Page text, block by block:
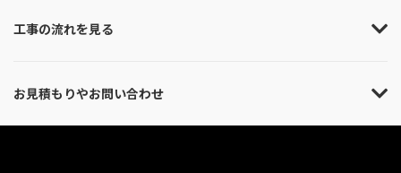
工事の流れを見る
お見積もりやお問い合わせ